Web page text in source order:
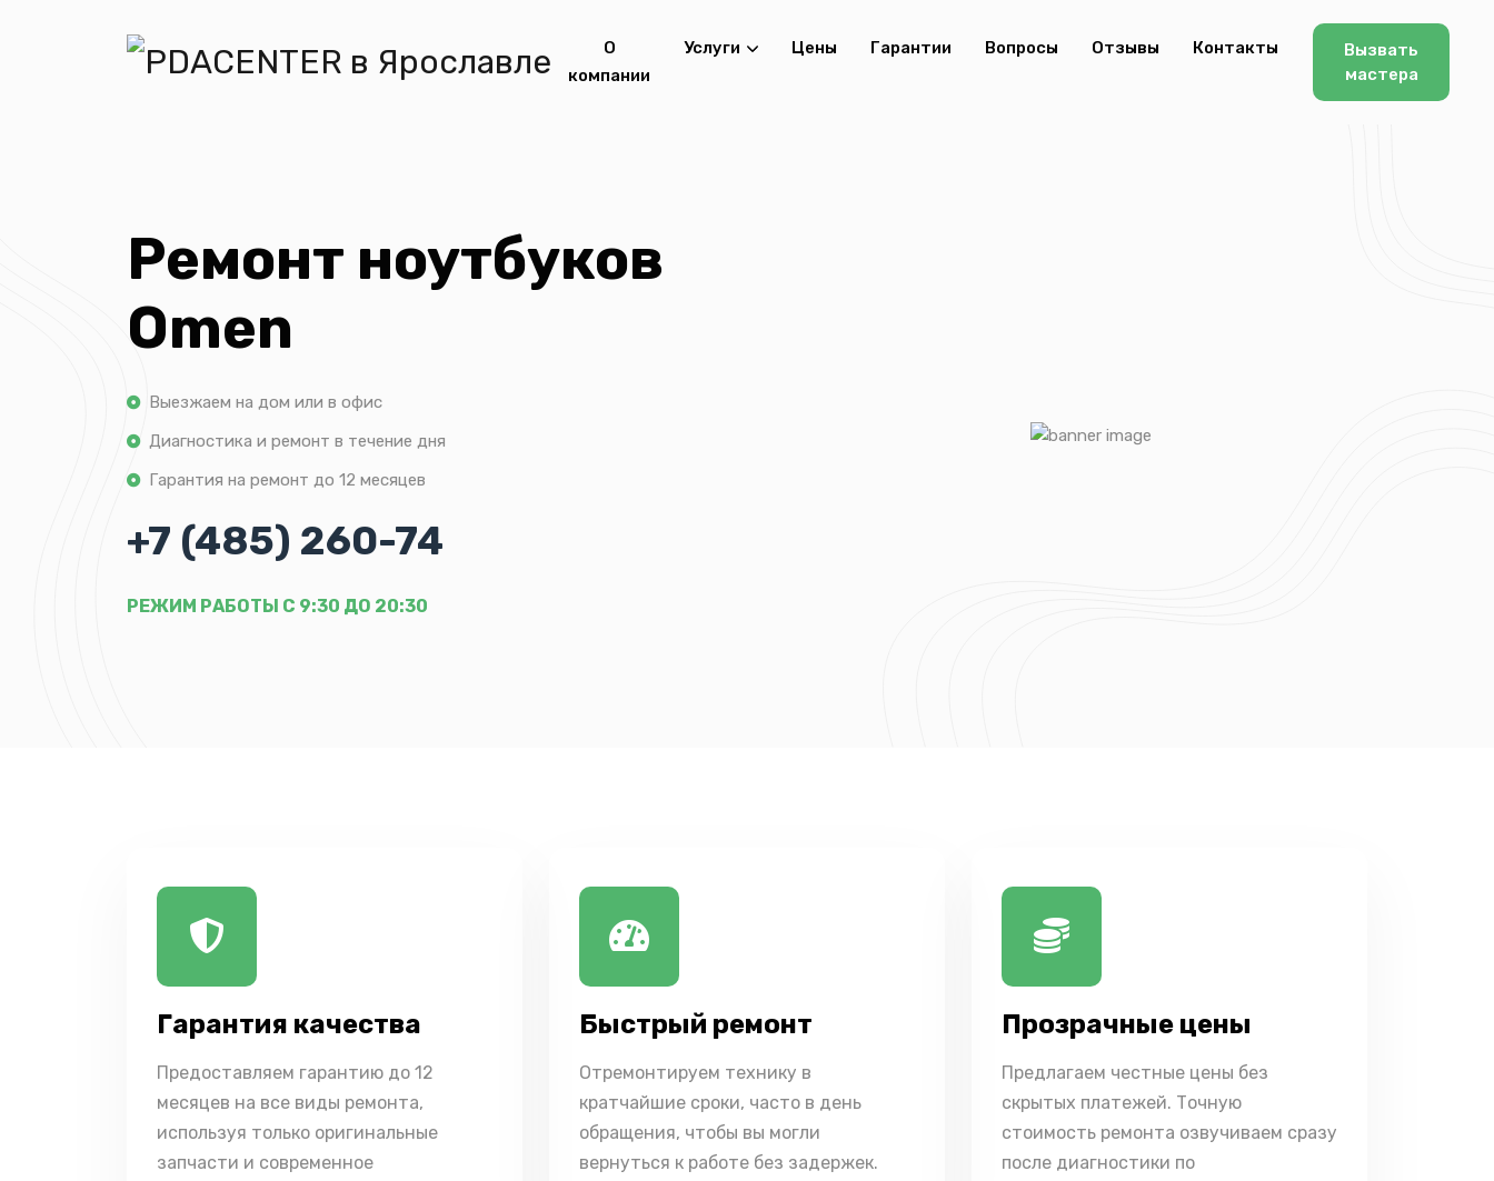
О
компании
Услуги Цены Гарантии Вопросы Отзывы Контакты
Вызвать
мастера
Ремонт ноутбуков
Omen
Выезжаем на дом или в офис
Диагностика и ремонт в течение дня
Гарантия на ремонт до 12 месяцев
+7 (485) 260-74
РЕЖИМ РАБОТЫ С 9:30 ДО 20:30
Гарантия качества
Предоставляем гарантию до 12
месяцев на все виды ремонта,
используя только оригинальные
запчасти и современное
Быстрый ремонт
Отремонтируем технику в
кратчайшие сроки, часто в день
обращения, чтобы вы могли
вернуться к работе без задержек.
Прозрачные цены
Предлагаем честные цены без
скрытых платежей. Точную
стоимость ремонта озвучиваем сразу
после диагностики по